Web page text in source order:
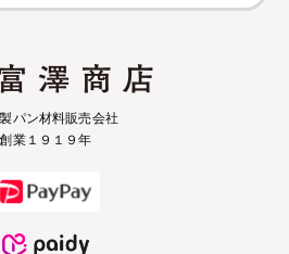
パン材料販売会社
創業１９１９年